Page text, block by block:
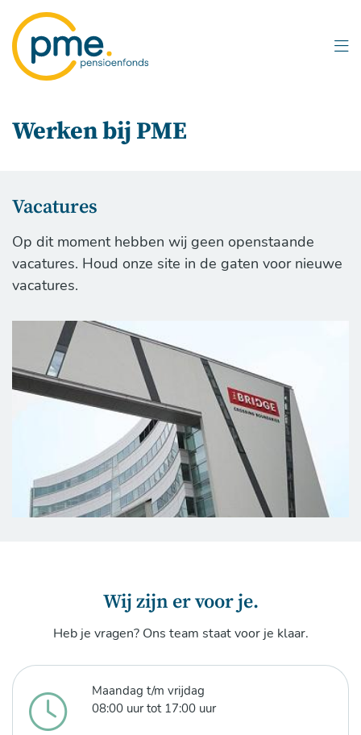
naar
inhoud
gaan
Werken bij PME
Vacatures
Op dit moment hebben wij geen openstaande
vacatures. Houd onze site in de gaten voor nieuwe
vacatures.
Wij zijn er voor je.
Heb je vragen? Ons team staat voor je klaar.
Maandag t/m vrijdag
08:00 uur tot 17:00 uur